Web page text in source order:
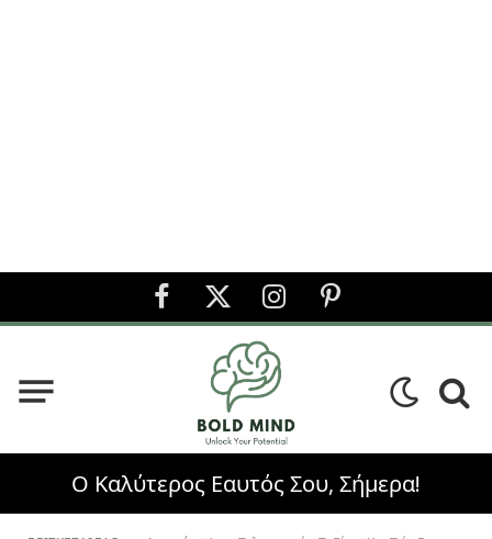
Facebook
X
(Twitter)
InstagramPinterest
Ο Καλύτερος Εαυτός Σου, Σήμερα!